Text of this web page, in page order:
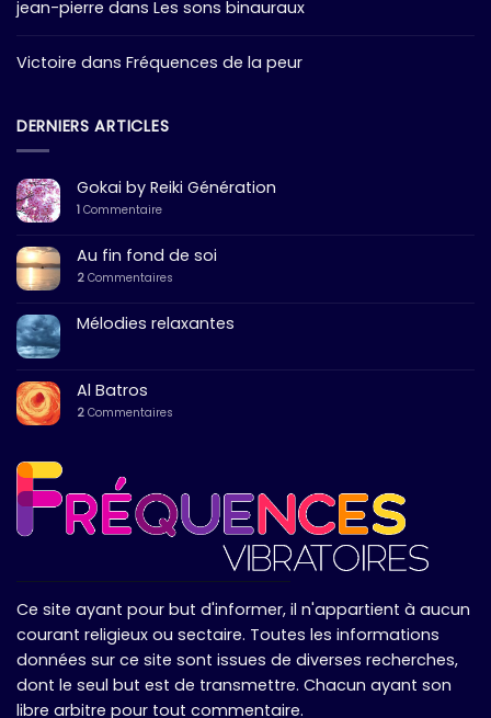
jean-pierre dans Les sons binauraux
Victoire dans Fréquences de la peur
DERNIERS ARTICLES
Gokai by Reiki Génération
1 Commentaire
Au fin fond de soi
2 Commentaires
Mélodies relaxantes
Al Batros
2 Commentaires
Ce site ayant pour but d'informer, il n'appartient à aucun
courant religieux ou sectaire. Toutes les informations
données sur ce site sont issues de diverses recherches,
dont le seul but est de transmettre. Chacun ayant son
libre arbitre pour tout commentaire.